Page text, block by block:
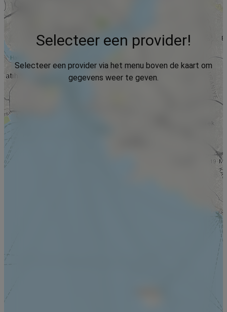
Selecteer een provider!
Selecteer een provider via het menu boven de kaart om
gegevens weer te geven.